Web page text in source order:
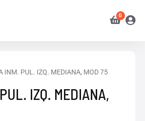
INM. PUL. IZQ. MEDIANA, MOD 75
IZQ. MEDIANA,